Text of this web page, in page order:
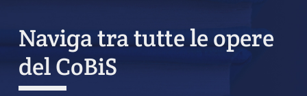
Naviga tra tutte le opere
del CoBiS